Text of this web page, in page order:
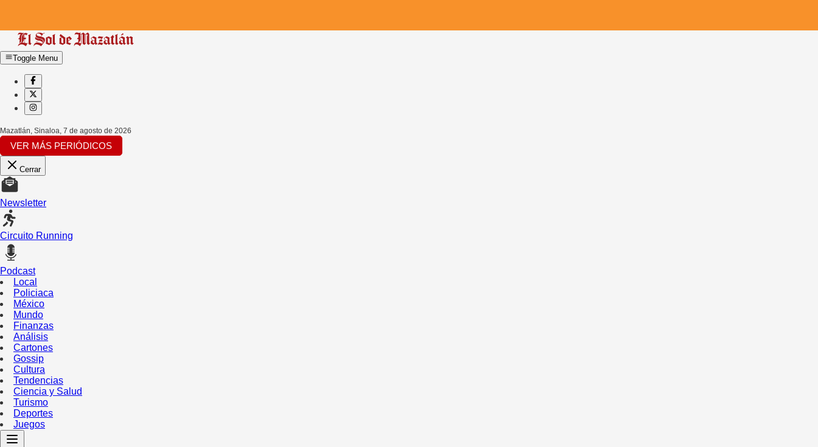
Toggle Menu
Mazatlán, Sinaloa, 7 de agosto de 2026
VER MÁS PERIÓDICOS
Cerrar
Newsletter
Circuito Running
Podcast
Local
Policiaca
México
Mundo
Finanzas
Análisis
Cartones
Gossip
Cultura
Tendencias
Ciencia y Salud
Turismo
Deportes
Juegos